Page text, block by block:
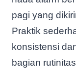
pagi yang
Praktik
konsistensi
bagian